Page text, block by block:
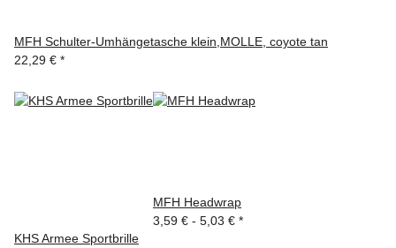
MFH Schulter-Umhängetasche klein,MOLLE, coyote tan
22,29 € *
KHS Armee Sportbrille
MFH Headwrap
3,59 € - 5,03 € *